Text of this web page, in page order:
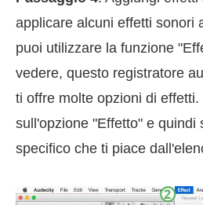
applicare alcuni effetti sonori
puoi utilizzare la funzione
vedere, questo registratore
ti offre molte opzioni di
sull'opzione "Effetto" e quindi
specifico che ti piace